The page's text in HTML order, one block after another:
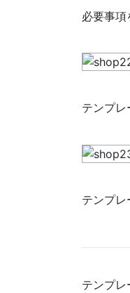
必要事項
テンプレ
テンプレ
テンプレ